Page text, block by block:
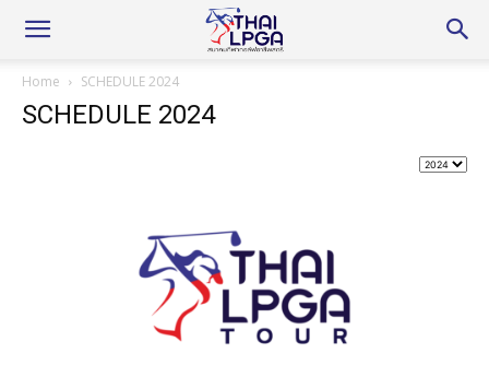
Home SCHEDULE 2024
SCHEDULE 2024